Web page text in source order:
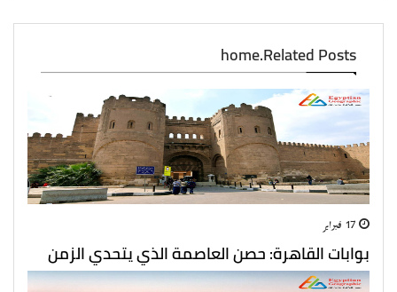
home.Related Posts
بوابات القاهرة: حصن العاصمة الذي يتحدي الزمن